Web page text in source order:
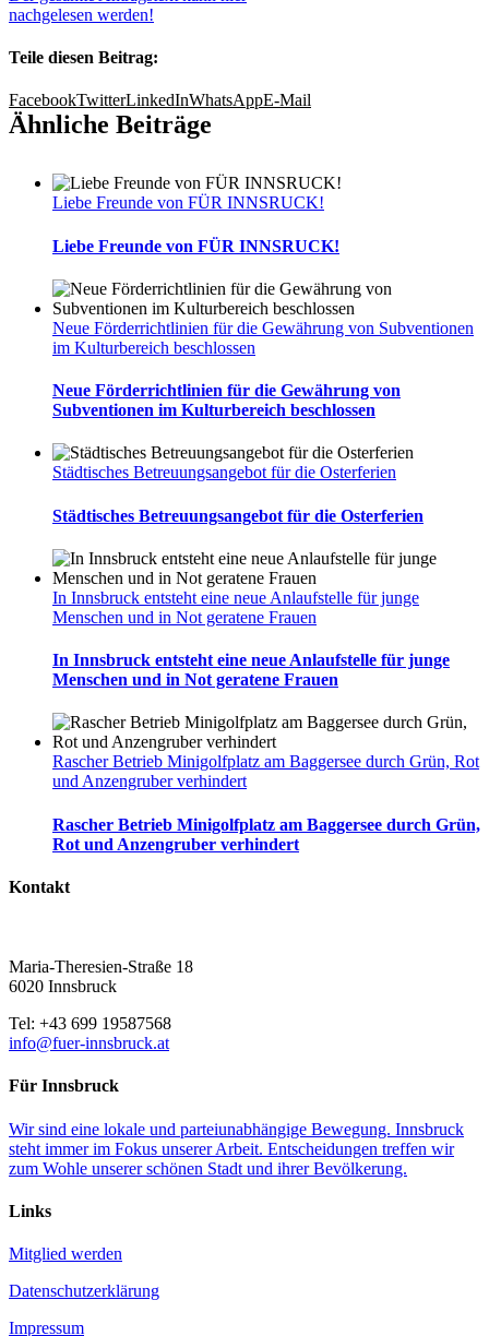
nachgelesen werden!
Teile diesen Beitrag:
FacebookTwitterLinkedInWhatsAppE-Mail
Ähnliche Beiträge
Liebe Freunde von FÜR INNSRUCK!
Liebe Freunde von FÜR INNSRUCK!
Neue Förderrichtlinien für die Gewährung von Subventionen
im Kulturbereich beschlossen
Neue Förderrichtlinien für die Gewährung von
Subventionen im Kulturbereich beschlossen
Städtisches Betreuungsangebot für die Osterferien
Städtisches Betreuungsangebot für die Osterferien
In Innsbruck entsteht eine neue Anlaufstelle für junge
Menschen und in Not geratene Frauen
In Innsbruck entsteht eine neue Anlaufstelle für junge
Menschen und in Not geratene Frauen
Rascher Betrieb Minigolfplatz am Baggersee durch Grün, Rot
und Anzengruber verhindert
Rascher Betrieb Minigolfplatz am Baggersee durch Grün,
Rot und Anzengruber verhindert
Kontakt
Maria-Theresien-Straße 18
6020 Innsbruck
Tel: +43 699 19587568
info@fuer-innsbruck.at
Für Innsbruck
Wir sind eine lokale und parteiunabhängige Bewegung. Innsbruck
steht immer im Fokus unserer Arbeit. Entscheidungen treffen wir
zum Wohle unserer schönen Stadt und ihrer Bevölkerung.
Links
Mitglied werden
Datenschutzerklärung
Impressum